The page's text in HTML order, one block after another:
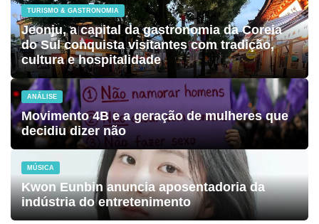
TURISMO & GASTRONOMIA
Jeonju, a capital da gastronomia da Coreia
do Sul conquista visitantes com tradição,
cultura e hospitalidade
ANÁLISE
Movimento 4B e a geração de mulheres que
decidiu dizer não
MÚSICA
Kwon Eunbin anuncia aposentadoria da
indústria do entretenimento